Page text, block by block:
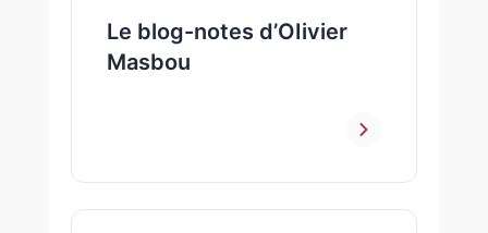
Le blog-notes d’OIivier
Masbou